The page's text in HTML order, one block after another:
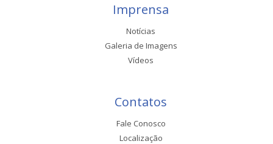
Imprensa
Notícias
Galeria de Imagens
Vídeos
Contatos
Fale Conosco
Localização